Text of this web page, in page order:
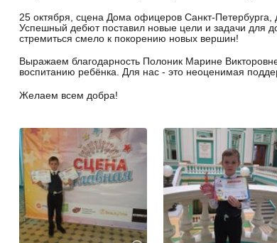
25 октября, сцена Дома офицеров Санкт-
Успешный дебют поставил новые цели и задачи для
стремиться смело к покорению новых вершин!
Выражаем благодарность Полоник Марине
воспитанию ребёнка. Для нас - это неоценимая
Желаем всем добра!